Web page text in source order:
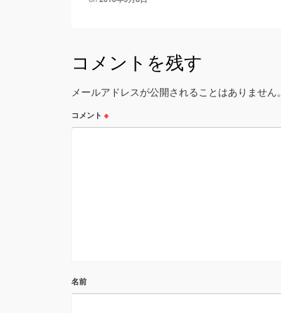
コメントを残す
メールアドレスが公開されることはありません。
コメント ※
名前